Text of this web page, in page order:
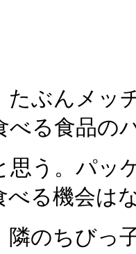
ぶんメッ
べる食品の
思う。パッ
べる機会は
隣のちびっ